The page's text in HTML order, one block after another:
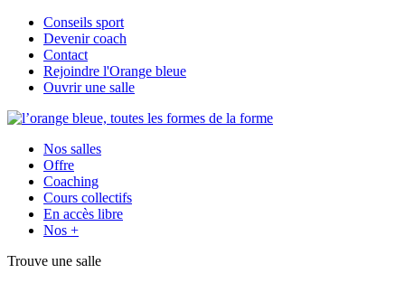
Conseils sport
Devenir coach
Contact
Rejoindre l'Orange bleue
Ouvrir une salle
Nos salles
Offre
Coaching
Cours collectifs
En accès libre
Nos +
Trouve une salle